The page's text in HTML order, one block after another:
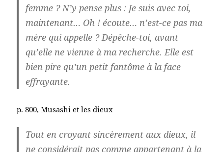
femme ? N’y pense plus : Je suis avec toi,
maintenant… Oh ! écoute… n’est-ce pas ma
mère qui appelle ? Dépêche-toi, avant
qu’elle ne vienne à ma recherche. Elle est
bien pire qu’un petit fantôme à la face
effrayante.
p. 800, Musashi et les dieux
Tout en croyant sincèrement aux dieux, il
ne considérait pas comme appartenant à la